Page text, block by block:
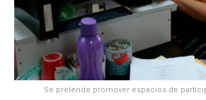
Se pretende promover espacios de